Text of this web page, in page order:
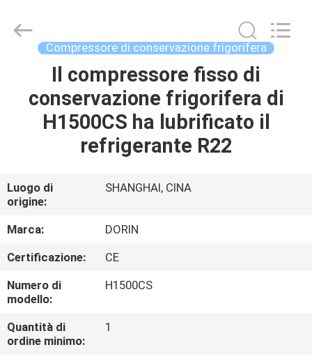
PRODOTTI
VR
CIRCA
NOI
GIRO
DELLA
FABBRICA
Compressore di conservazione frigorifera
Il compressore fisso di
conservazione frigorifera di
H1500CS ha lubrificato il
refrigerante R22
Luogo di
origine:
SHANGHAI, CINA
Marca:
DORIN
Certificazione:
CE
Numero di
modello:
H1500CS
Quantità di
ordine minimo:
1